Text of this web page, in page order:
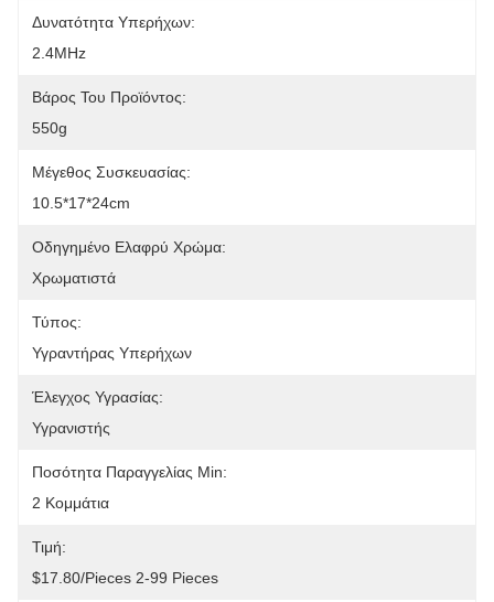
Δυνατότητα Υπερήχων:
2.4MHz
Βάρος Του Προϊόντος:
550g
Μέγεθος Συσκευασίας:
10.5*17*24cm
Οδηγημένο Ελαφρύ Χρώμα:
Χρωματιστά
Τύπος:
Υγραντήρας Υπερήχων
Έλεγχος Υγρασίας:
Υγρανιστής
Ποσότητα Παραγγελίας Min:
2 Κομμάτια
Τιμή:
$17.80/pieces 2-99 Pieces